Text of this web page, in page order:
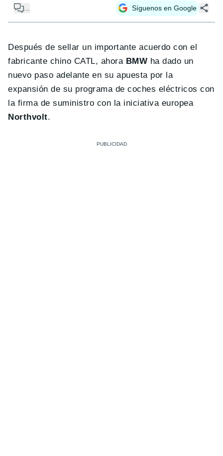
Síguenos en Google
Después de sellar un importante acuerdo con el
fabricante chino CATL, ahoraBMW ha dado un
nuevo paso adelante en su apuesta por la
expansión de su programa de coches eléctricos con
la firma de suministro con la iniciativa europea
Northvolt.